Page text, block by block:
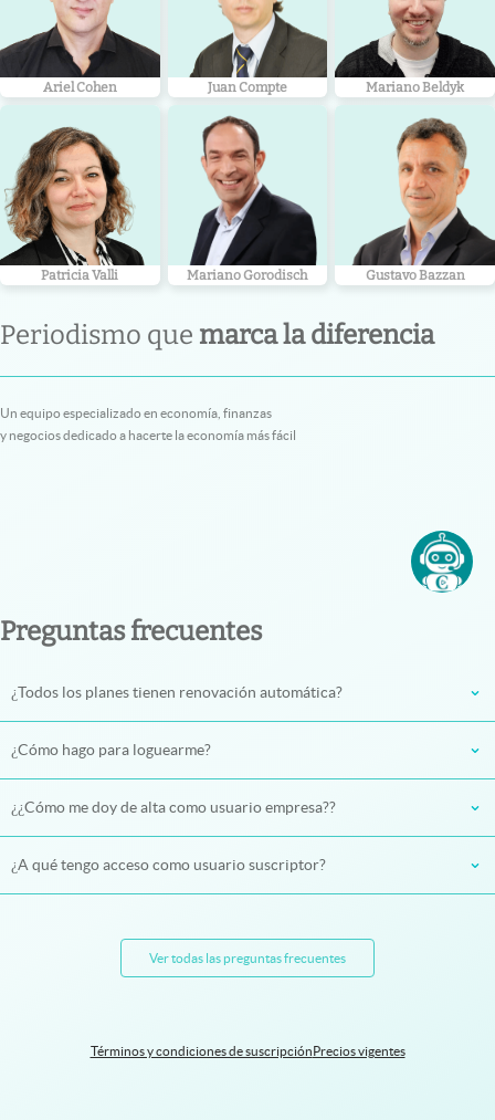
Ariel Cohen Juan Compte Mariano Beldyk
Patricia Valli Mariano Gorodisch Gustavo Bazzan
Periodismo que marca la diferencia
Un equipo especializado en economía, finanzas
y negocios dedicado a hacerte la economía más fácil
Preguntas frecuentes
¿Todos los planes tienen renovación automática?
¿Cómo hago para loguearme?
¿¿Cómo me doy de alta como usuario empresa??
¿A qué tengo acceso como usuario suscriptor?
Ver todas las preguntas frecuentes
Términos y condiciones de suscripción Precios vigentes